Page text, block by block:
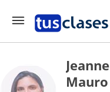
Mauro